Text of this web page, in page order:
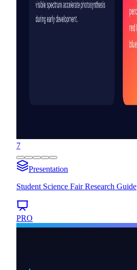
7
Presentation
Student Science Fair Research Guide
PRO